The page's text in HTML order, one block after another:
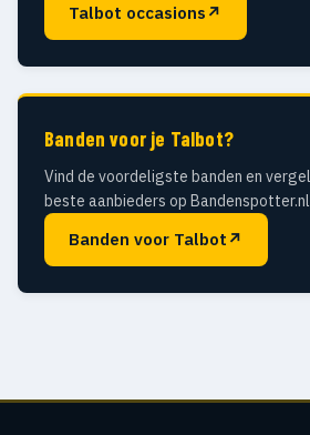
Talbot occasions ↗
Banden voor je Talbot?
Vind de voordeligste banden en
beste aanbieders op
Banden voor Talbot ↗